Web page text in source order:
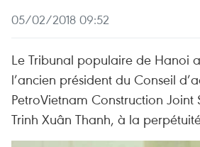
05/02/2018 09:52
Le Tribunal populaire de Hanoi
l’ancien président du Conseil
PetroVietnam Construction
Trinh Xuân Thanh, à la